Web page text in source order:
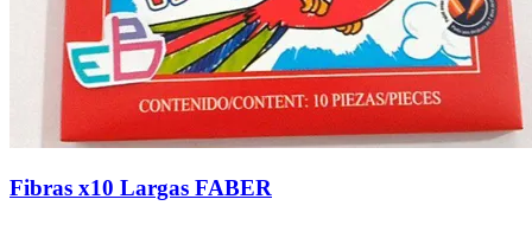
Fibras x10 Largas FABER